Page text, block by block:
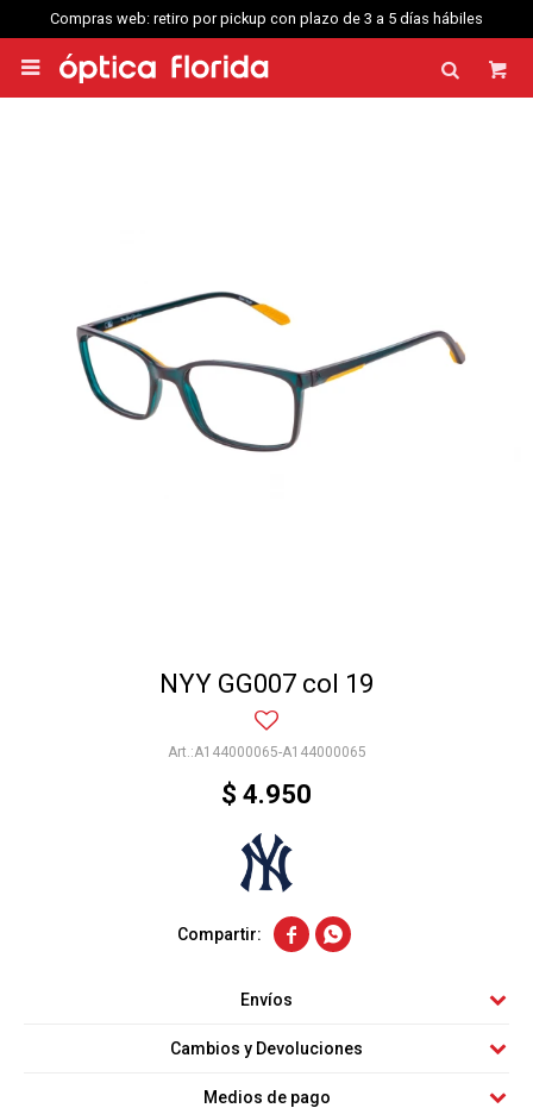
Compras web: retiro por pickup con plazo de 3 a 5 días hábiles

NYY GG007 col 19
A144000065-A144000065
$ 4.950
 
Envíos
Cambios y Devoluciones
Medios de pago